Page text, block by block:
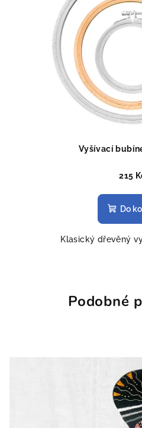
Vyšívací
215
Do
Klasický dřevěný
Podobné